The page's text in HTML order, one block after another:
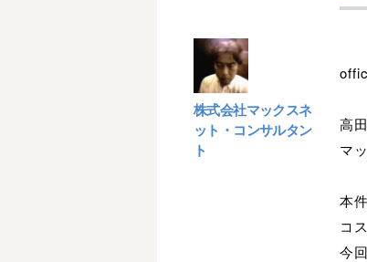
株式会社マックスネ
ット・コンサルタン
ト
高
マ
本
コ
今